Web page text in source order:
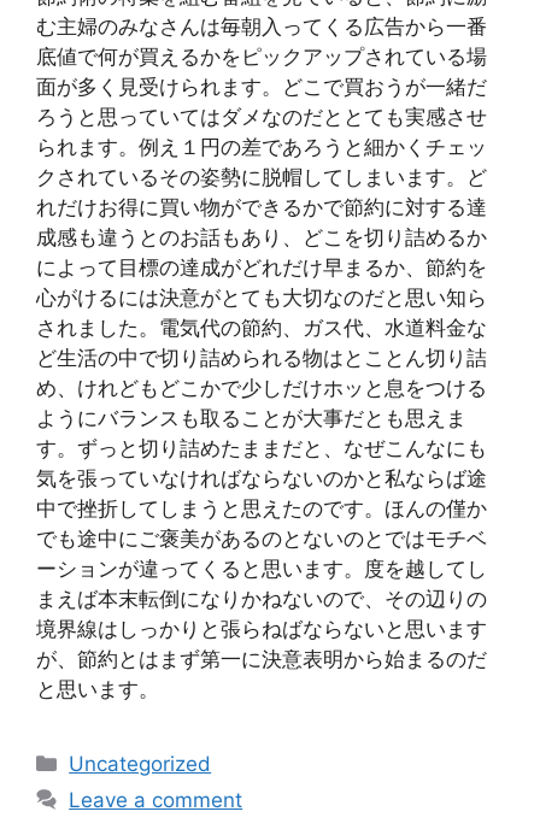
む主婦のみなさんは毎朝入ってくる広告から一番
底値で何が買えるかをピックアップされている場
面が多く見受けられます。どこで買おうが一緒だ
ろうと思っていてはダメなのだととても実感させ
られます。例え１円の差であろうと細かくチェッ
クされているその姿勢に脱帽してしまいます。ど
れだけお得に買い物ができるかで節約に対する達
成感も違うとのお話もあり、どこを切り詰めるか
によって目標の達成がどれだけ早まるか、節約を
心がけるには決意がとても大切なのだと思い知ら
されました。電気代の節約、ガス代、水道料金な
ど生活の中で切り詰められる物はとことん切り詰
め、けれどもどこかで少しだけホッと息をつける
ようにバランスも取ることが大事だとも思えま
す。ずっと切り詰めたままだと、なぜこんなにも
気を張っていなければならないのかと私ならば途
中で挫折してしまうと思えたのです。ほんの僅か
でも途中にご褒美があるのとないのとではモチベ
ーションが違ってくると思います。度を越してし
まえば本末転倒になりかねないので、その辺りの
境界線はしっかりと張らねばならないと思います
が、節約とはまず第一に決意表明から始まるのだ
と思います。
Categories
Uncategorized
Leave a comment